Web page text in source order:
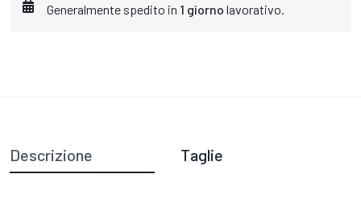
Generalmente spedito in 1 giorno lavorativo.
Descrizione Taglie